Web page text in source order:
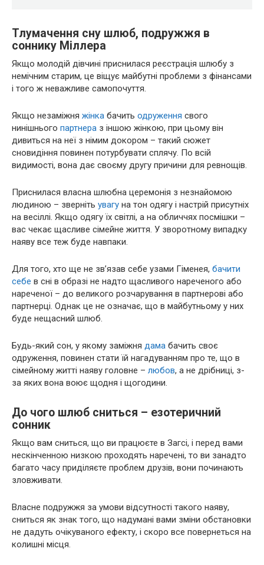
Тлумачення сну шлюб, подружжя в
соннику Міллера
Якщо молодій дівчині приснилася реєстрація шлюбу з
немічним старим, це віщує майбутні проблеми з фінансами
і того ж неважливе самопочуття.
Якщо незаміжня жінка бачить одруження свого
нинішнього партнера з іншою жінкою, при цьому він
дивиться на неї з німим докором – такий сюжет
сновидіння повинен потурбувати сплячу. По всій
видимості, вона дає своєму другу причини для ревнощів.
Приснилася власна шлюбна церемонія з незнайомою
людиною – зверніть увагу на тон одягу і настрій присутніх
на весіллі. Якщо одягу їх світлі, а на обличчях посмішки –
вас чекає щасливе сімейне життя. У зворотному випадку
наяву все теж буде навпаки.
Для того, хто ще не зв’язав себе узами Гіменея, бачити
себе в сні в образі не надто щасливого нареченого або
нареченої – до великого розчарування в партнерові або
партнерці. Однак це не означає, що в майбутньому у них
буде нещасний шлюб.
Будь-який сон, у якому заміжня дама бачить своє
одруження, повинен стати їй нагадуванням про те, що в
сімейному житті наяву головне – любов, а не дрібниці, з-
за яких вона воює щодня і щогодини.
До чого шлюб сниться – езотеричний
сонник
Якщо вам сниться, що ви працюєте в Загсі, і перед вами
нескінченною низкою проходять наречені, то ви занадто
багато часу приділяєте проблем друзів, вони починають
зловживати.
Власне подружжя за умови відсутності такого наяву,
сниться як знак того, що надумані вами зміни обстановки
не дадуть очікуваного ефекту, і скоро все повернеться на
колишні місця.